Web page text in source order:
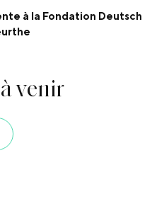
à la Fondation Deutsch
à venir